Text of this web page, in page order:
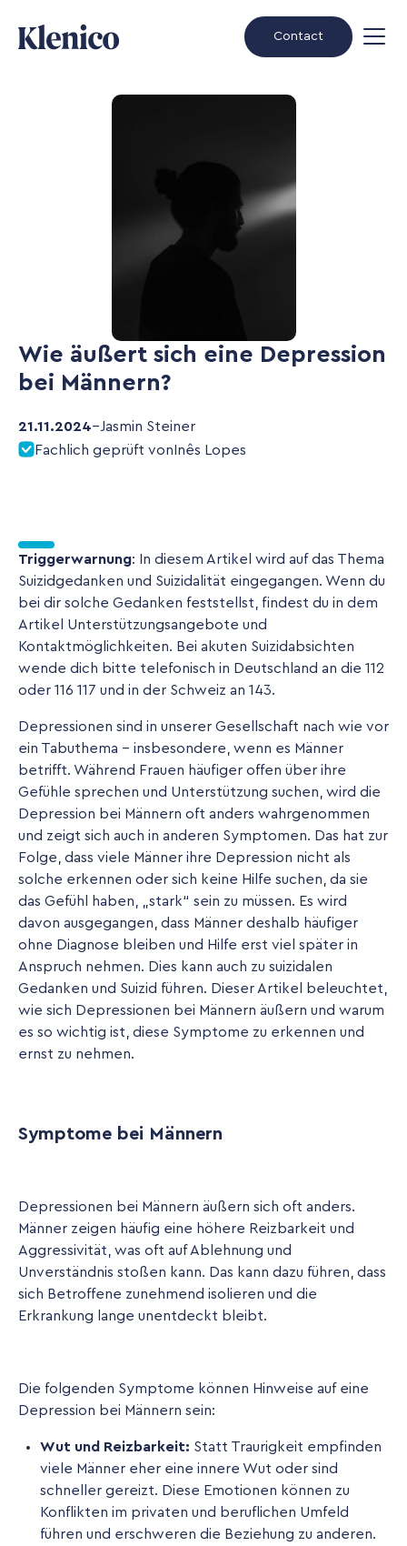
Contact
Wie äußert sich eine Depression
bei Männern?
21.11.2024–Jasmin Steiner
Fachlich geprüft von Inês Lopes
Triggerwarnung: In diesem Artikel wird auf das Thema
Suizidgedanken und Suizidalität eingegangen. Wenn du
bei dir solche Gedanken feststellst, findest du in dem
Artikel Unterstützungsangebote und
Kontaktmöglichkeiten. Bei akuten Suizidabsichten
wende dich bitte telefonisch in Deutschland an die 112
oder 116 117 und in der Schweiz an 143.
Depressionen sind in unserer Gesellschaft nach wie vor
ein Tabuthema – insbesondere, wenn es Männer
betrifft. Während Frauen häufiger offen über ihre
Gefühle sprechen und Unterstützung suchen, wird die
Depression bei Männern oft anders wahrgenommen
und zeigt sich auch in anderen Symptomen. Das hat zur
Folge, dass viele Männer ihre Depression nicht als
solche erkennen oder sich keine Hilfe suchen, da sie
das Gefühl haben, „stark“ sein zu müssen. Es wird
davon ausgegangen, dass Männer deshalb häufiger
ohne Diagnose bleiben und Hilfe erst viel später in
Anspruch nehmen. Dies kann auch zu suizidalen
Gedanken und Suizid führen. Dieser Artikel beleuchtet,
wie sich Depressionen bei Männern äußern und warum
es so wichtig ist, diese Symptome zu erkennen und
ernst zu nehmen.
Symptome bei Männern
Depressionen bei Männern äußern sich oft anders.
Männer zeigen häufig eine höhere Reizbarkeit und
Aggressivität, was oft auf Ablehnung und
Unverständnis stoßen kann. Das kann dazu führen, dass
sich Betroffene zunehmend isolieren und die
Erkrankung lange unentdeckt bleibt.
Die folgenden Symptome können Hinweise auf eine
Depression bei Männern sein:
Wut und Reizbarkeit: Statt Traurigkeit empfinden
viele Männer eher eine innere Wut oder sind
schneller gereizt. Diese Emotionen können zu
Konflikten im privaten und beruflichen Umfeld
führen und erschweren die Beziehung zu anderen.